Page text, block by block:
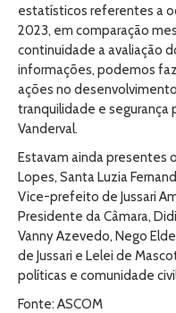
estatísticos referentes a
2023, em comparação
continuidade a avaliação
informações, podemos
ações no
tranquilidade e segurança
Vanderval.
Estavam ainda presentes
Lopes, Santa Luzia
Vice-prefeito de Jussari
Presidente da Câmara,
Vanny Azevedo, Nego
de Jussari e Lelei de
políticas e comunidade
Fonte: ASCOM